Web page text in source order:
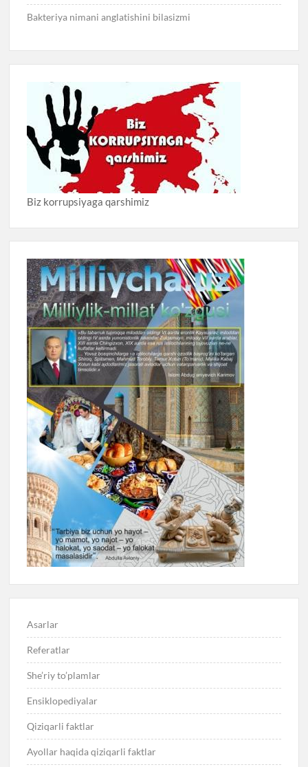
Bakteriya nimani anglatishini bilasizmi
Biz korrupsiyaga qarshimiz
Asarlar
Referatlar
She’riy to’plamlar
Ensiklopediyalar
Qiziqarli faktlar
Ayollar haqida qiziqarli faktlar